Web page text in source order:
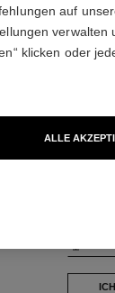
62 €
42
B110
auf
verwalten
klicken oder
ALLE